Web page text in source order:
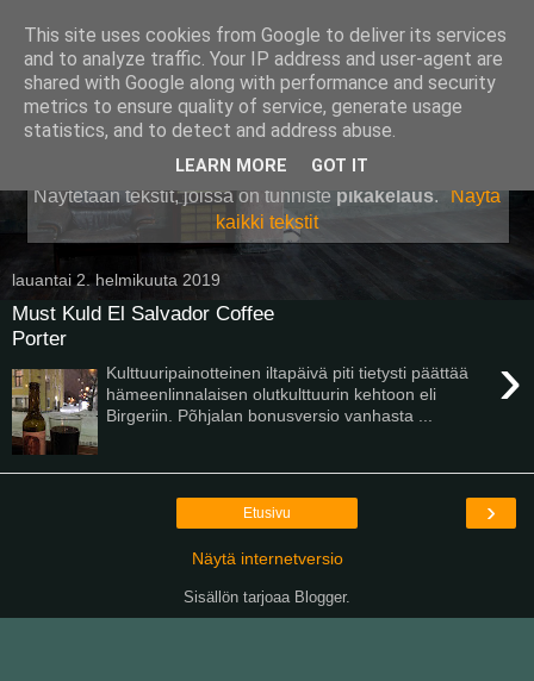
Pullollinen
Näytetään tekstit, joissa on tunniste pikakelaus.
Näytä
kaikki tekstit
lauantai 2. helmikuuta 2019
Must Kuld El Salvador Coffee
Porter
›
Kulttuuripainotteinen iltapäivä piti tietysti päättää
hämeenlinnalaisen olutkulttuurin kehtoon eli
Birgeriin. Põhjalan bonusversio vanhasta ...
›
Etusivu
Näytä internetversio
Sisällön tarjoaa Blogger.
This site uses cookies from Google to deliver its services
and to analyze traffic. Your IP address and user-agent are
shared with Google along with performance and security
metrics to ensure quality of service, generate usage
statistics, and to detect and address abuse.
LEARN MORE GOT IT